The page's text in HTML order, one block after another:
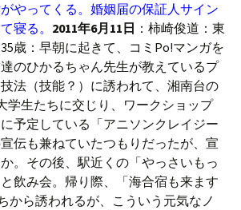
やってくる。婚姻届の保証人サイン
寝る。 2011年6月11日 ：柿崎俊道：東
歳：早朝に起きて、コミPo!マンガを
のひかるちゃん先生が教えているプ
法（技能？）に誘われて、湘南台の
学生たちに交じり、ワークショップ
予定している「アニソンクレイジー
伝も兼ねていたつもりだったが、宣
。その後、駅近くの「やっさいもっ
飲み会。帰り際、「海合宿も来ます
から誘われるが、こういう元気なノ